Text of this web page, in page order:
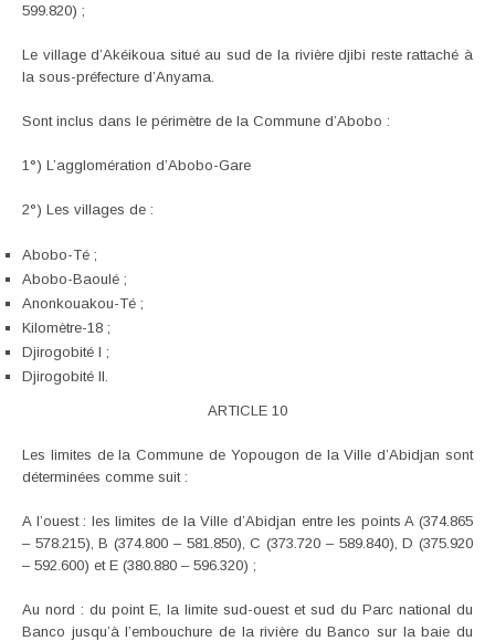
599.820) ;
Le village d’Akéikoua situé au sud de la rivière djibi reste rattaché à
la sous-préfecture d’Anyama.
Sont inclus dans le périmètre de la Commune d’Abobo :
1°) L’agglomération d’Abobo-Gare
2°) Les villages de :
Abobo-Té ;
Abobo-Baoulé ;
Anonkouakou-Té ;
Kilomètre-18 ;
Djirogobité I ;
Djirogobité II.
ARTICLE 10
Les limites de la Commune de Yopougon de la Ville d’Abidjan sont
déterminées comme suit :
A l’ouest : les limites de la Ville d’Abidjan entre les points A (374.865
– 578.215), B (374.800 – 581.850), C (373.720 – 589.840), D (375.920
– 592.600) et E (380.880 – 596.320) ;
Au nord : du point E, la limite sud-ouest et sud du Parc national du
Banco jusqu’à l’embouchure de la rivière du Banco sur la baie du